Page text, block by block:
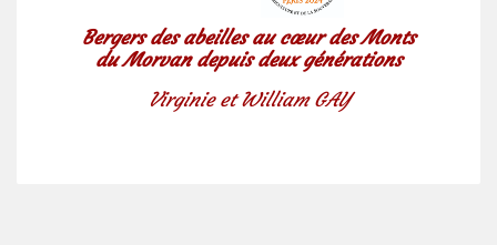
Bergers des abeilles aucœurdes Monts
du Morvan depuis deux générations
Virginie et William GAY